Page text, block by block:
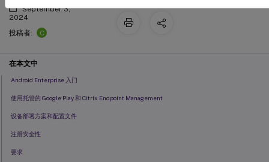
September 3,
2024
投稿者:
C
在本文中
Android Enterprise 入门
使用托管的 Google Play 和 Citrix Endpoint Management
设备部署方案和配置文件
注册安全性
要求